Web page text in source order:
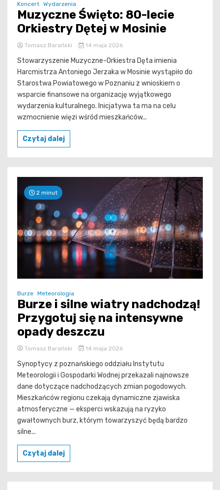
Koncert Wydarzenia
Muzyczne Święto: 80-lecie
Orkiestry Dętej w Mosinie
Tomasz Barański 14 maja 2026
Stowarzyszenie Muzyczne-Orkiestra Dęta imienia
Harcmistrza Antoniego Jerzaka w Mosinie wystąpiło do
Starostwa Powiatowego w Poznaniu z wnioskiem o
wsparcie finansowe na organizację wyjątkowego
wydarzenia kulturalnego. Inicjatywa ta ma na celu
wzmocnienie więzi wśród mieszkańców...
Czytaj dalej
2 minut
Burze Meteorologia
Burze i silne wiatry nadchodzą!
Przygotuj się na intensywne
opady deszczu
Tomasz Barański 14 maja 2026
Synoptycy z poznańskiego oddziału Instytutu
Meteorologii i Gospodarki Wodnej przekazali najnowsze
dane dotyczące nadchodzących zmian pogodowych.
Mieszkańców regionu czekają dynamiczne zjawiska
atmosferyczne — eksperci wskazują na ryzyko
gwałtownych burz, którym towarzyszyć będą bardzo
silne...
Czytaj dalej